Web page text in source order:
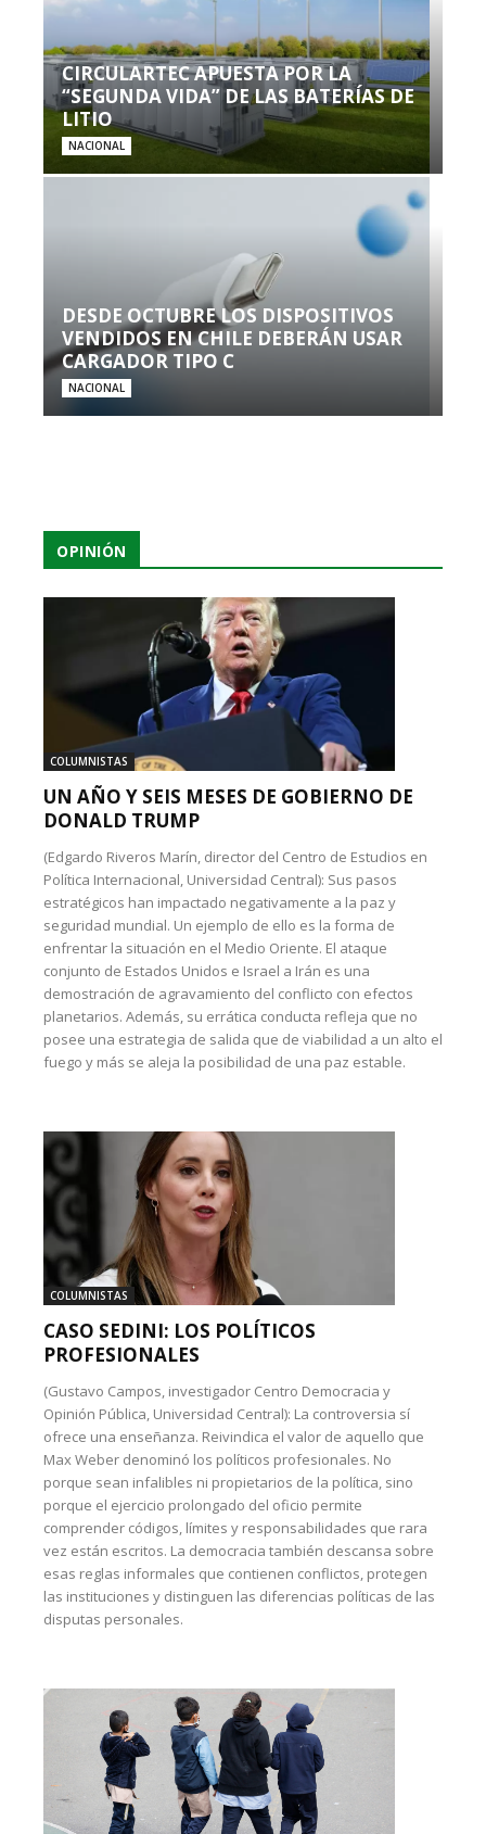
CIRCULARTEC APUESTA POR LA
“SEGUNDA VIDA” DE LAS BATERÍAS DE
LITIO
NACIONAL
DESDE OCTUBRE LOS DISPOSITIVOS
VENDIDOS EN CHILE DEBERÁN USAR
CARGADOR TIPO C
NACIONAL
OPINIÓN
COLUMNISTAS
UN AÑO Y SEIS MESES DE GOBIERNO DE
DONALD TRUMP
(Edgardo Riveros Marín, director del Centro de Estudios en
Política Internacional, Universidad Central): Sus pasos
estratégicos han impactado negativamente a la paz y
seguridad mundial. Un ejemplo de ello es la forma de
enfrentar la situación en el Medio Oriente. El ataque
conjunto de Estados Unidos e Israel a Irán es una
demostración de agravamiento del conflicto con efectos
planetarios. Además, su errática conducta refleja que no
posee una estrategia de salida que de viabilidad a un alto el
fuego y más se aleja la posibilidad de una paz estable.
COLUMNISTAS
CASO SEDINI: LOS POLÍTICOS
PROFESIONALES
(Gustavo Campos, investigador Centro Democracia y
Opinión Pública, Universidad Central): La controversia sí
ofrece una enseñanza. Reivindica el valor de aquello que
Max Weber denominó los políticos profesionales. No
porque sean infalibles ni propietarios de la política, sino
porque el ejercicio prolongado del oficio permite
comprender códigos, límites y responsabilidades que rara
vez están escritos. La democracia también descansa sobre
esas reglas informales que contienen conflictos, protegen
las instituciones y distinguen las diferencias políticas de las
disputas personales.